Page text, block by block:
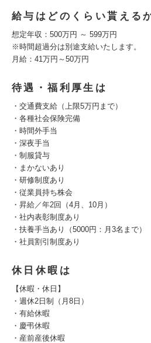
給与はどのくらい貰える
想定年収：500万円 ～ 599万円
※時間超過分は別途支給いたします。
月給：41万円～50万円
待遇・福利厚生は
・交通費支給（上限5万円まで）
・各種社会保険完備
・時間外手当
・深夜手当
・制服貸与
・まかないあり
・研修制度あり
・従業員持ち株会
・昇給／年2回（4月、10月）
・社内表彰制度あり
・扶養手当あり（5000円：月3名まで）
・社員割引制度あり
休日休暇は
【休暇・休日】
・週休2日制（月8日）
・有給休暇
・慶弔休暇
・産前産後休暇